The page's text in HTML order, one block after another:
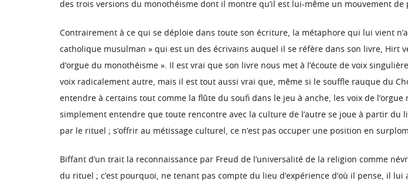
des trois versions du monothéisme dont il montre qu’il est lui-même un mouvement de
Contrairement à ce qui se déploie dans toute son écriture, la métaphore qui lui vient
catholique musulman » qui est un des écrivains auquel il se réfère dans son livre,
d’orgue du monothéisme ». Il est vrai que son livre nous met à l’écoute de voix
voix radicalement autre, mais il est tout aussi vrai que, même si le souffle rauque du
entendre à certains tout comme la flûte du soufi dans le jeu à anche, les voix de
simplement entendre que toute rencontre avec la culture de l’autre se joue à partir
par le rituel ; s’offrir au métissage culturel, ce n’est pas occuper une position en
Biffant d’un trait la reconnaissance par Freud de l’universalité de la religion comme
du rituel ; c’est pourquoi, ne tenant pas compte du lieu d’expérience d’où il pense, il